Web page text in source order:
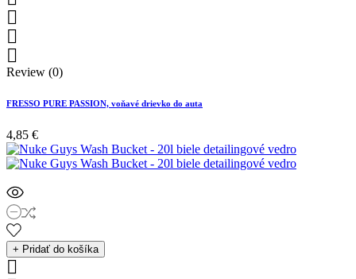



Review (0)
FRESSO PURE PASSION, voňavé drievko do auta
4,85 €
+ Pridať do košíka
